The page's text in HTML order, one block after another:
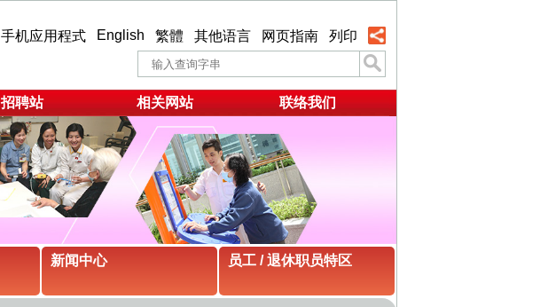
手机应用程式 English 繁體 其他语言 网页指南 列印
招聘站 相关网站 联络我们
新闻中心 员工 / 退休职员特区